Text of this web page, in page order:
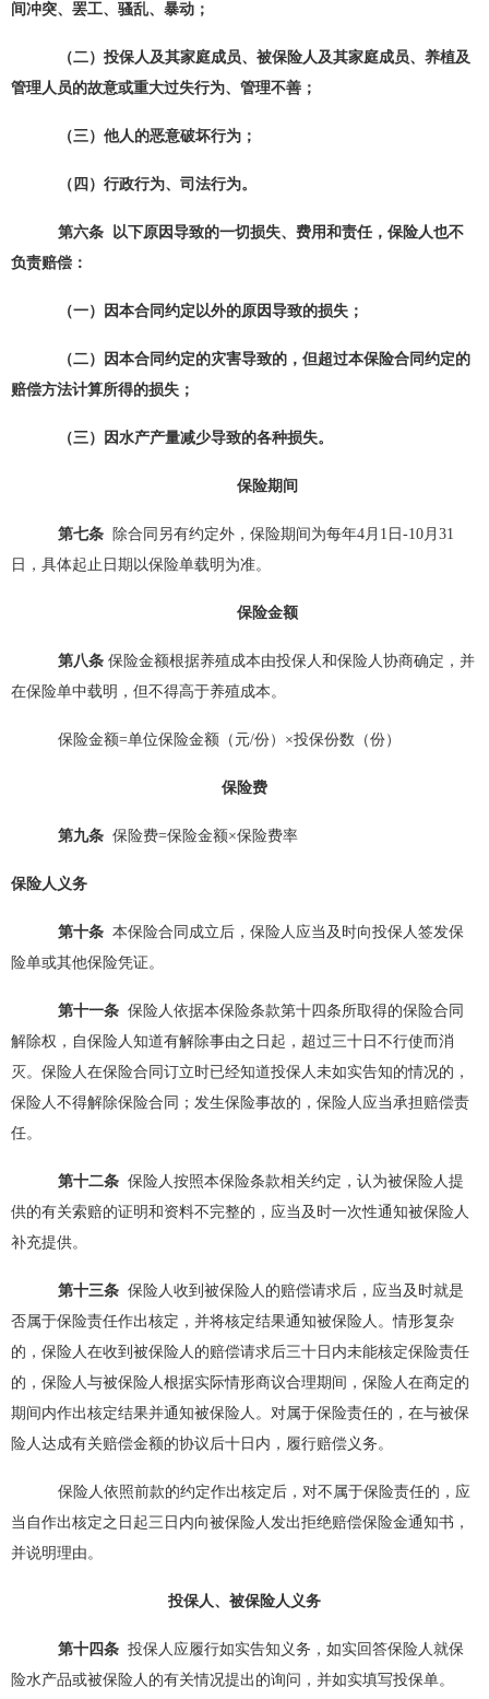
间冲突、罢工、骚乱、 暴动；
（二）投保人及其家庭成员、被保险人及其家庭成员、 养植及
管理人员的故意或重大过失行为、管理不善；
（三）他人的恶意破坏行为；
（四）行政行为、司法行为。
第六条
以下原因导致的一切损失、费用和责任，保险人也不
负责赔偿：
（一）因本合同约定以外的原因导致的损失；
（二）因本合同约定的灾害导致的， 但超过本保险合同约定的
赔偿方法计算所得的损失；
（三）因水产产量减少导致的各种损失。
保险期间
第七条 除合同另有约定外，保险期间为每年4月1日-10月31
日，具体起止日期以保险单载明为准。
保险金额
第八条 保险金额根据养殖成本由投保人和保险人协商确定，并
在保险单中载明，但不得高于养殖成本。
保险金额=单位保险金额（元/份）×投保份数（份）
保险费
第九条 保险费=保险金额×保险费率
保险人义务
第十条 本保险合同成立后，保险人应当及时向投保人签发保
险单或其他保险凭证。
第十一条 保险人依据本保险条款第十四条所取得的保险合同
解除权，自保险人知道有解除事由之日起，超过三十日不行使而消
灭。保险人在保险合同订立时已经知道投保人未如实告知的情况的，
保险人不得解除保险合同；发生保险事故的，保险人应当承担赔偿责
任。
第十二条 保险人按照本保险条款相关约定，认为被保险人提
供的有关索赔的证明和资料不完整的，应当及时一次性通知被保险人
补充提供。
第十三条 保险人收到被保险人的赔偿请求后，应当及时就是
否属于保险责任作出核定，并将核定结果通知被保险人。情形复杂
的，保险人在收到被保险人的赔偿请求后三十日内未能核定保险责任
的，保险人与被保险人根据实际情形商议合理期间，保险人在商定的
期间内作出核定结果并通知被保险人。对属于保险责任的，在与被保
险人达成有关赔偿金额的协议后十日内，履行赔偿义务。
保险人依照前款的约定作出核定后，对不属于保险责任的，应
当自作出核定之日起三日内向被保险人发出拒绝赔偿保险金通知书，
并说明理由。
投保人、被保险人义务
第十四条 投保人应履行如实告知义务，如实回答保险人就保
险水产品或被保险人的有关情况提出的询问，并如实填写投保单。